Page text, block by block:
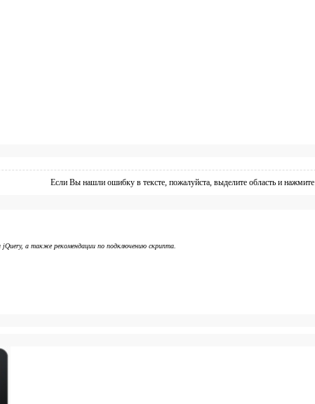
Если Вы нашли ошибку в тексте, пожалуйста, выделите область и нажмите
а также рекомендации по подключению скрипта.